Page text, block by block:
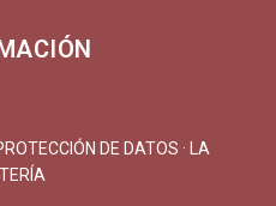
DE DATOS · LA